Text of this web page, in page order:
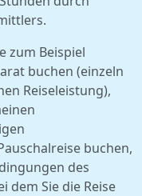
zum Beispiel
buchen (einzeln
Reiseleistung),
buchen,
des
dem Sie die Reise